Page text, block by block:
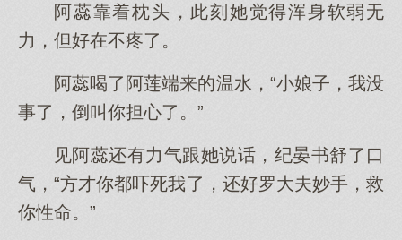
阿蕊靠着枕头，此刻她觉得浑身软弱无
力，但好在不疼了。
阿蕊喝了阿莲端来的温水，“小娘子，我没
事了，倒叫你担心了。”
见阿蕊还有力气跟她说话，纪晏书舒了口
气，“方才你都吓死我了，还好罗大夫妙手，救
你性命。”